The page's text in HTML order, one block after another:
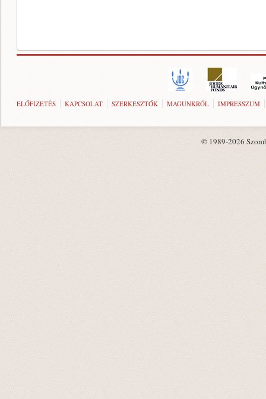
ELŐFIZETÉS KAPCSOLAT SZERKESZTŐK MAGUNKRÓL IMPRESSZUM
© 1989-2026